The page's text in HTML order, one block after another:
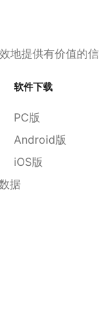
地提供有价值的信
据
软件下载
PC版
Android版
iOS版